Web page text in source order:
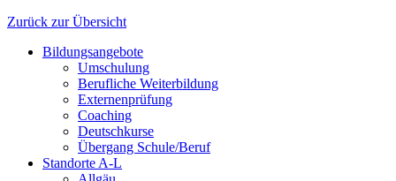
Zurück zur Übersicht
Bildungsangebote
Umschulung
Berufliche Weiterbildung
Externenprüfung
Coaching
Deutschkurse
Übergang Schule/Beruf
Standorte A-L